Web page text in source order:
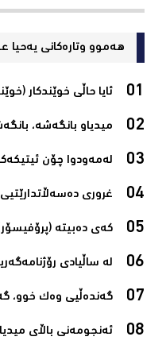
هەموو وتارەکانی یه‌حیا
ئایا حاڵی خوێندكار
میدیاو بانگه‌شه‌،
له‌مه‌ودوا چۆن
غروری
كه‌ی ده‌بیته‌
له‌ ساڵیادی
گەندەڵیی وەك خوو،
ئەنجومەنی باڵاى